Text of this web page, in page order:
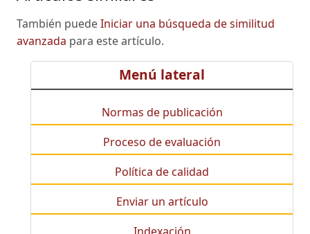
También puedeIniciar una búsqueda de similitud
avanzada para este artículo.
Menú lateral
Normas de publicación
Proceso de evaluación
Política de calidad
Enviar un artículo